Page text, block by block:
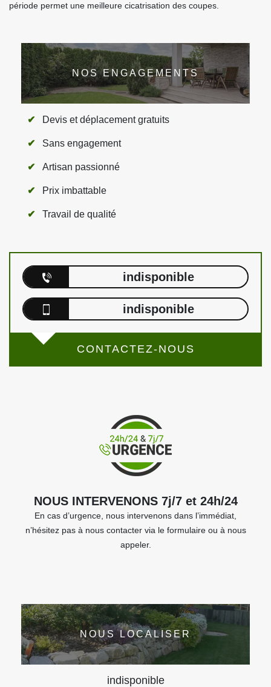
période permet une meilleure cicatrisation des coupes.
NOS ENGAGEMENTS
Devis et déplacement gratuits
Sans engagement
Artisan passionné
Prix imbattable
Travail de qualité
indisponible
indisponible
CONTACTEZ-NOUS
NOUS INTERVENONS 7j/7 et 24h/24
En cas d’urgence, nous intervenons dans l’immédiat,
n’hésitez pas à nous contacter via le formulaire ou à nous
appeler.
NOUS LOCALISER
indisponible